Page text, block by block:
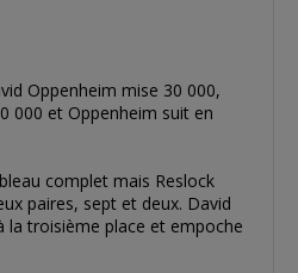
Oppenheim mise 30 000,
000 et Oppenheim suit en
complet mais Reslock
paires, sept et deux. David
la troisième place et empoche